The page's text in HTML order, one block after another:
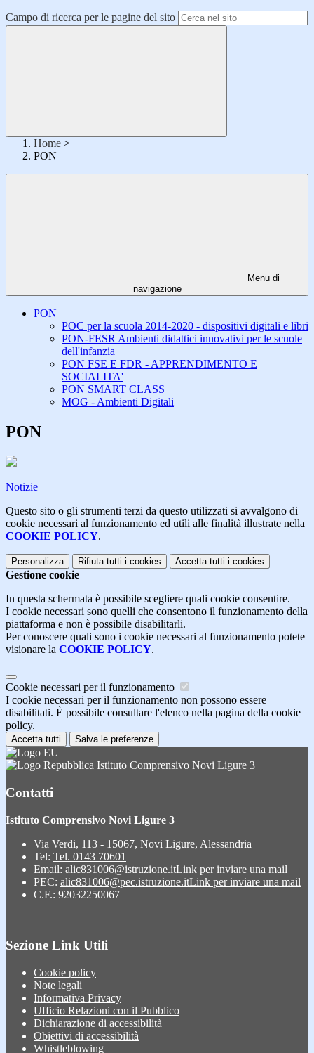
Campo di ricerca per le pagine del sito
Home >
PON
Menu di
navigazione
PON
POC per la scuola 2014-2020 - dispositivi digitali e libri
PON-FESR Ambienti didattici innovativi per le scuole
dell'infanzia
PON FSE E FDR - APPRENDIMENTO E
SOCIALITA'
PON SMART CLASS
MOG - Ambienti Digitali
PON
Notizie
Questo sito o gli strumenti terzi da questo utilizzati si avvalgono di
cookie necessari al funzionamento ed utili alle finalità illustrate nella
COOKIE POLICY.
Personalizza Rifiuta tutti i cookies Accetta tutti i cookies
Gestione cookie
In questa schermata è possibile scegliere quali cookie consentire.
I cookie necessari sono quelli che consentono il funzionamento della
piattaforma e non è possibile disabilitarli.
Per conoscere quali sono i cookie necessari al funzionamento potete
visionare la COOKIE POLICY.
Cookie necessari per il funzionamento
I cookie necessari per il funzionamento non possono essere
disabilitati. È possibile consultare l'elenco nella pagina della cookie
policy.
Accetta tutti Salva le preferenze
Istituto Comprensivo Novi Ligure 3
Contatti
Istituto Comprensivo Novi Ligure 3
Via Verdi, 113 - 15067, Novi Ligure, Alessandria
Tel: Tel. 0143 70601
Email: alic831006@istruzione.itLink per inviare una mail
PEC: alic831006@pec.istruzione.itLink per inviare una mail
C.F.: 92032250067
Sezione Link Utili
Cookie policy
Note legali
Informativa Privacy
Ufficio Relazioni con il Pubblico
Dichiarazione di accessibilità
Obiettivi di accessibilità
Whistleblowing